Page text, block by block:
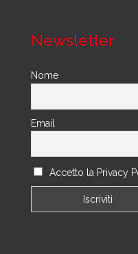
Newsletter
Nome
Email
Accetto la Privacy